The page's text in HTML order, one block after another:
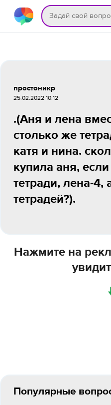
простоникр
25.02.2022 10:12
.(Аня и лена
столько же
катя и нина.
купила аня,
тетради, лена-4,
тетрадей?).
Нажмите на
Популярные